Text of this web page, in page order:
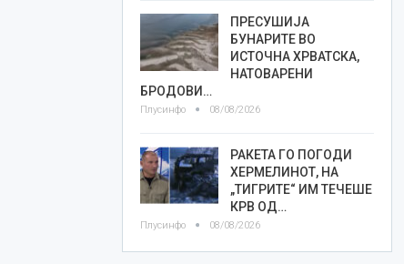
ПРЕСУШИЈА
БУНАРИТЕ ВО
ИСТОЧНА ХРВАТСКА,
НАТОВАРЕНИ
БРОДОВИ…
Плусинфо 08/08/2026
РАКЕТА ГО ПОГОДИ
ХЕРМЕЛИНОТ, НА
„ТИГРИТЕ“ ИМ ТЕЧЕШЕ
КРВ ОД…
Плусинфо 08/08/2026